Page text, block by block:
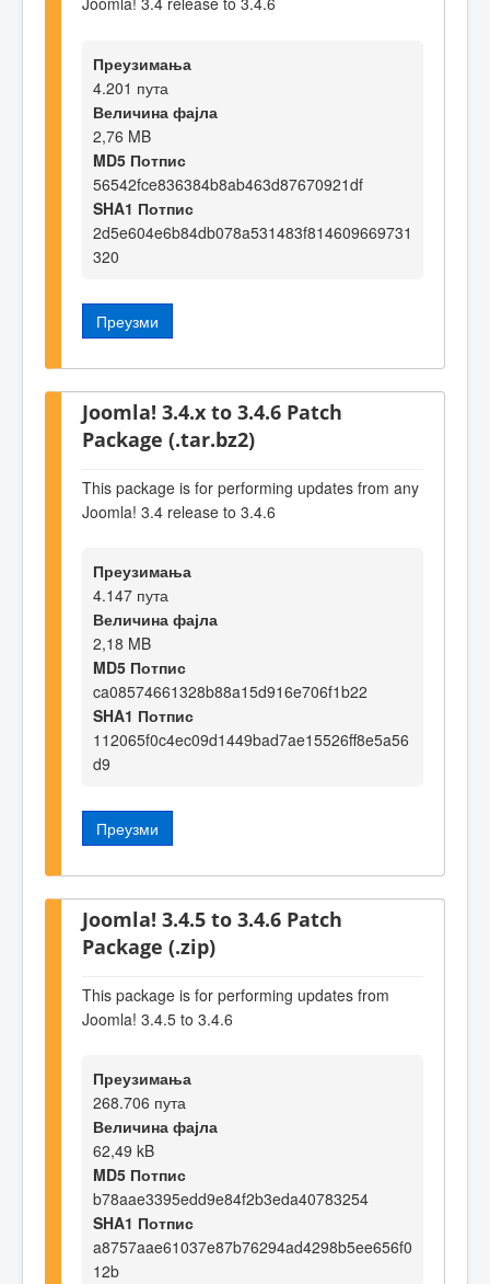
Преузимања
4.201 пута
Величина фајла
2,76 MB
MD5 Потпис
56542fce836384b8ab463d87670921df
SHA1 Потпис
2d5e604e6b84db078a531483f814609669731
320
Преузми
Joomla! 3.4.x to 3.4.6 Patch
Package (.tar.bz2)
This package is for performing updates from any
Joomla! 3.4 release to 3.4.6
Преузимања
4.147 пута
Величина фајла
2,18 MB
MD5 Потпис
ca08574661328b88a15d916e706f1b22
SHA1 Потпис
112065f0c4ec09d1449bad7ae15526ff8e5a56
d9
Преузми
Joomla! 3.4.5 to 3.4.6 Patch
Package (.zip)
This package is for performing updates from
Joomla! 3.4.5 to 3.4.6
Преузимања
268.706 пута
Величина фајла
62,49 kB
MD5 Потпис
b78aae3395edd9e84f2b3eda40783254
SHA1 Потпис
a8757aae61037e87b76294ad4298b5ee656f0
12b